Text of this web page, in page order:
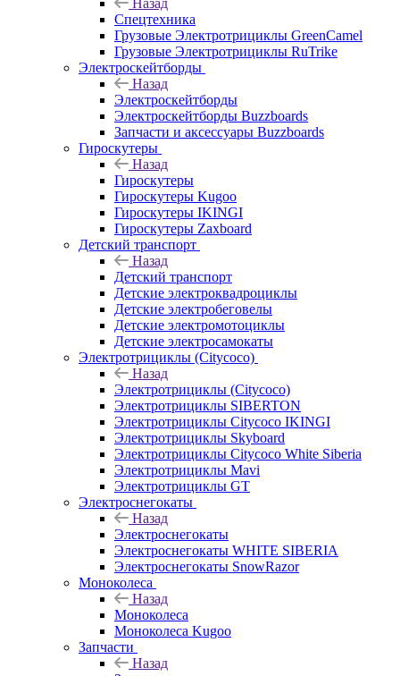
Назад
Спецтехника
Грузовые Электротрициклы GreenCamel
Грузовые Электротрициклы RuTrike
Электроскейтборды
Назад
Электроскейтборды
Электроскейтборды Buzzboards
Запчасти и аксессуары Buzzboards
Гироскутеры
Назад
Гироскутеры
Гироскутеры Kugoo
Гироскутеры IKINGI
Гироскутеры Zaxboard
Детский транспорт
Назад
Детский транспорт
Детские электроквадроциклы
Детские электробеговелы
Детские электромотоциклы
Детские электросамокаты
Электротрициклы (Citycoco)
Назад
Электротрициклы (Citycoco)
Электротрициклы SIBERTON
Электротрициклы Citycoco IKINGI
Электротрициклы Skyboard
Электротрициклы Citycoco White Siberia
Электротрициклы Mavi
Электротрициклы GT
Электроснегокаты
Назад
Электроснегокаты
Электроснегокаты WHITE SIBERIA
Электроснегокаты SnowRazor
Моноколеса
Назад
Моноколеса
Моноколеса Kugoo
Запчасти
Назад